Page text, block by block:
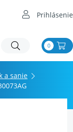
Prihlásenie
0
a sanie